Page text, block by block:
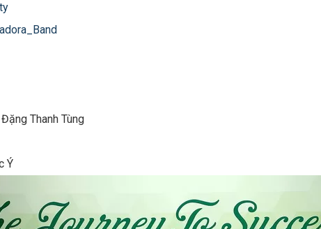
Thanh Tùng
Ý